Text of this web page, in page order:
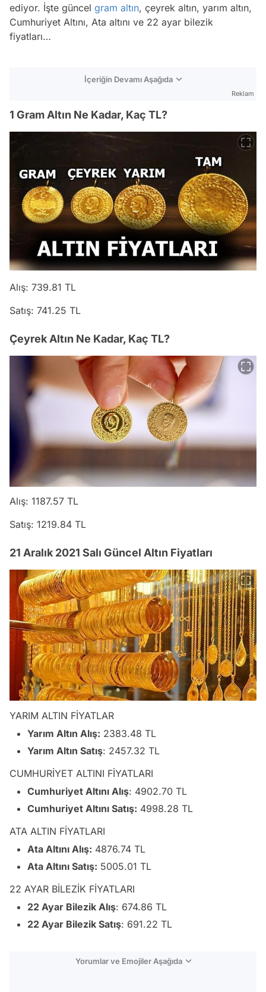
ediyor. İşte güncel gram altın, çeyrek altın, yarım altın,
Cumhuriyet Altını, Ata altını ve 22 ayar bilezik
fiyatları…
İçeriğin Devamı Aşağıda
Reklam
1 Gram Altın Ne Kadar, Kaç TL?
Alış: 739.81 TL
Satış: 741.25 TL
Çeyrek Altın Ne Kadar, Kaç TL?
Alış: 1187.57 TL
Satış: 1219.84 TL
21 Aralık 2021 Salı Güncel Altın Fiyatları
YARIM ALTIN FİYATLAR
Yarım Altın Alış: 2383.48 TL
Yarım Altın Satış: 2457.32 TL
CUMHURİYET ALTINI FİYATLARI
Cumhuriyet Altını Alış: 4902.70 TL
Cumhuriyet Altını Satış: 4998.28 TL
ATA ALTIN FİYATLARI
Ata Altını Alış: 4876.74 TL
Ata Altını Satış: 5005.01 TL
22 AYAR BİLEZİK FİYATLARI
22 Ayar Bilezik Alış: 674.86 TL
22 Ayar Bilezik Satış: 691.22 TL
Yorumlar ve Emojiler Aşağıda